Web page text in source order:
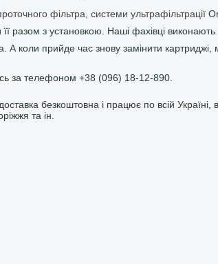
фільтра, системи ультрафільтрації
разом з установкою. Наші фахівці
А коли прийде час знову замінити
за телефоном +38 (096) 18-12-890.
безкоштовна і працює по всій Україні,
та ін.